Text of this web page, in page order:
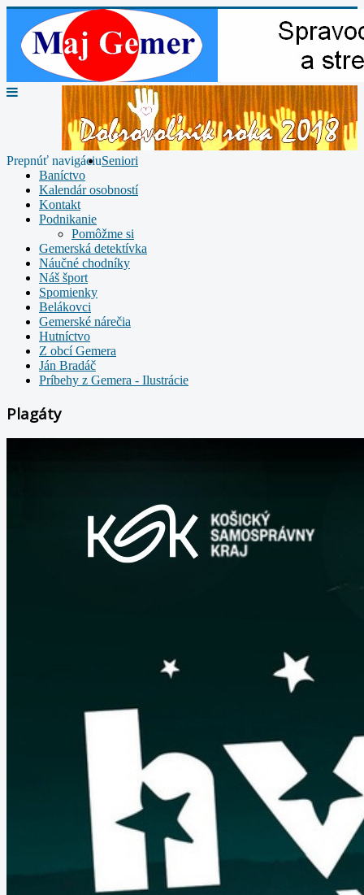
Prepnúť navigáciuSeniori
Baníctvo
Kalendár osobností
Kontakt
Podnikanie
Pomôžme si
Gemerská detektívka
Náučné chodníky
Náš šport
Spomienky
Belákovci
Gemerské nárečia
Hutníctvo
Z obcí Gemera
Ján Bradáč
Príbehy z Gemera - Ilustrácie
Plagáty